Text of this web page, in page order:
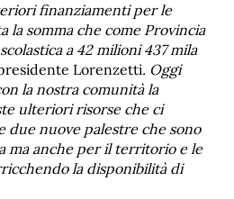
finanziamenti per le
la somma che come Provincia
a 42 milioni 437 mila
Lorenzetti. Oggi
la nostra comunità la
ulteriori risorse che ci
due nuove palestre che sono
ma anche per il territorio e le
la disponibilità di